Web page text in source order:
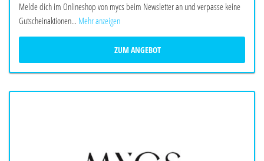
Melde dich im Onlineshop von mycs beim Newsletter an und verpasse keine
Gutscheinaktionen... Mehr anzeigen
ZUM ANGEBOT